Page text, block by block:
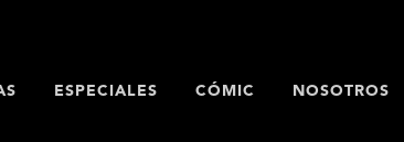
ESPECIALES CÓMIC NOSOTROS